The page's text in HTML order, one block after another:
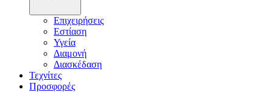
Επιχειρήσεις
Εστίαση
Υγεία
Διαμονή
Διασκέδαση
Τεχνίτες
Προσφορές